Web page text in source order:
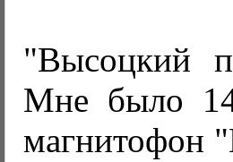
"Высоцкий
Мне было
магнитофон